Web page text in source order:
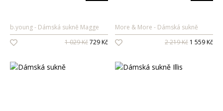
b.young
Dámská sukně Magge
1 029 Kč729 Kč
More & More
Dámská sukně
2 219 Kč 1 559 Kč